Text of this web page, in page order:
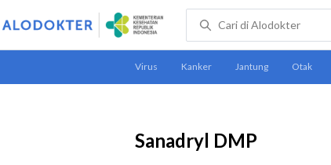
Sanadryl DMP